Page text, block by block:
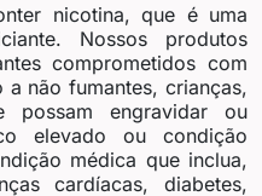
nicotina, que é uma
Nossos produtos
comprometidos com
não fumantes, crianças,
possam engravidar ou
elevado ou condição
médica que inclua,
cardíacas, diabetes,